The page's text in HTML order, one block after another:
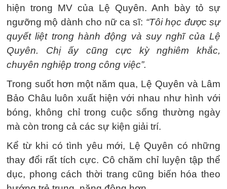
hiện trong MV của Lệ Quyên. Anh bày tỏ sự
ngưỡng mộ dành cho nữ ca sĩ: “Tôi học được sự
quyết liệt trong hành động và suy nghĩ của Lệ
Quyên. Chị ấy cũng cực kỳ nghiêm khắc,
chuyên nghiệp trong công việc”.
Trong suốt hơn một năm qua, Lệ Quyên và Lâm
Bảo Châu luôn xuất hiện với nhau như hình với
bóng, không chỉ trong cuộc sống thường ngày
mà còn trong cả các sự kiện giải trí.
Kể từ khi có tình yêu mới, Lệ Quyên có những
thay đổi rất tích cực. Cô chăm chỉ luyện tập thể
dục, phong cách thời trang cũng biến hóa theo